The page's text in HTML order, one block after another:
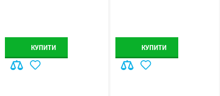
КУПИТИ КУПИТИ